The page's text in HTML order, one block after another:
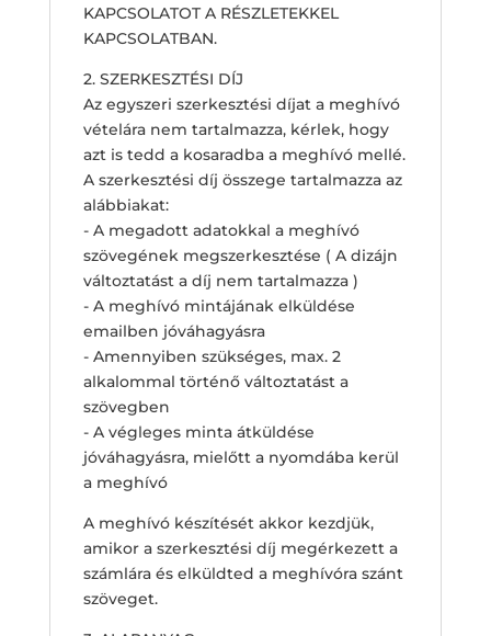
KAPCSOLATOT A RÉSZLETEKKEL
KAPCSOLATBAN.
2. SZERKESZTÉSI DÍJ
Az egyszeri szerkesztési díjat a meghívó
vételára nem tartalmazza, kérlek, hogy
azt is tedd a kosaradba a meghívó mellé.
A szerkesztési díj összege tartalmazza az
alábbiakat:
- A megadott adatokkal a meghívó
szövegének megszerkesztése ( A dizájn
változtatást a díj nem tartalmazza )
- A meghívó mintájának elküldése
emailben jóváhagyásra
- Amennyiben szükséges, max. 2
alkalommal történő változtatást a
szövegben
- A végleges minta átküldése
jóváhagyásra, mielőtt a nyomdába kerül
a meghívó
A meghívó készítését akkor kezdjük,
amikor a szerkesztési díj megérkezett a
számlára és elküldted a meghívóra szánt
szöveget.